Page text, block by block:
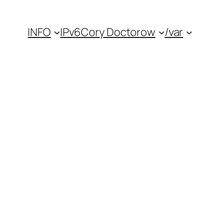
INFO IPv6Cory Doctorow /var